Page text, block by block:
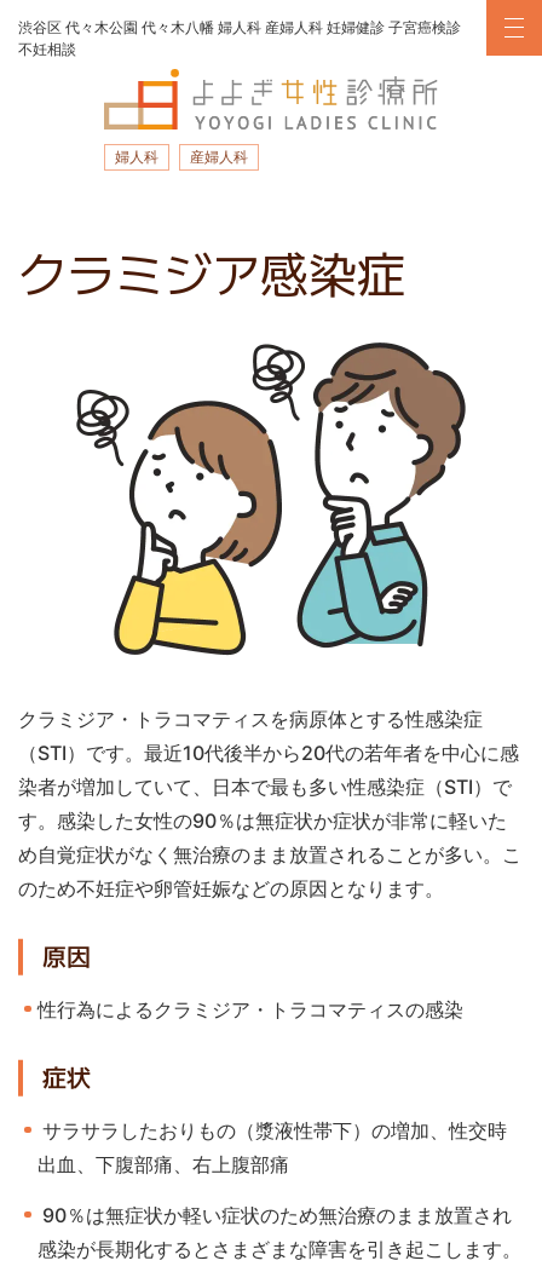
婦人科 産婦人科
渋谷区 代々木公園 代々木八幡 婦人科 産婦人科 妊婦健診 子宮癌検診
不妊相談
クラミジア感染症
クラミジア・トラコマティスを病原体とする性感染症
（STI）です。最近10代後半から20代の若年者を中心に感
染者が増加していて、日本で最も多い性感染症（STI）で
す。感染した女性の90％は無症状か症状が非常に軽いた
め自覚症状がなく無治療のまま放置されることが多い。こ
のため不妊症や卵管妊娠などの原因となります。
原因
性行為によるクラミジア・トラコマティスの感染
症状
サラサラしたおりもの（漿液性帯下）の増加、性交時
出血、下腹部痛、右上腹部痛
90％は無症状か軽い症状のため無治療のまま放置され
感染が長期化するとさまざまな障害を引き起こします。